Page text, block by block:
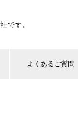
です。
よくあるご質問